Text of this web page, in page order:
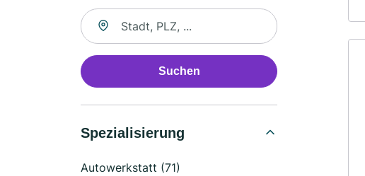
Suche nach Ort
Suchen
Spezialisierung
Autowerkstatt (71)